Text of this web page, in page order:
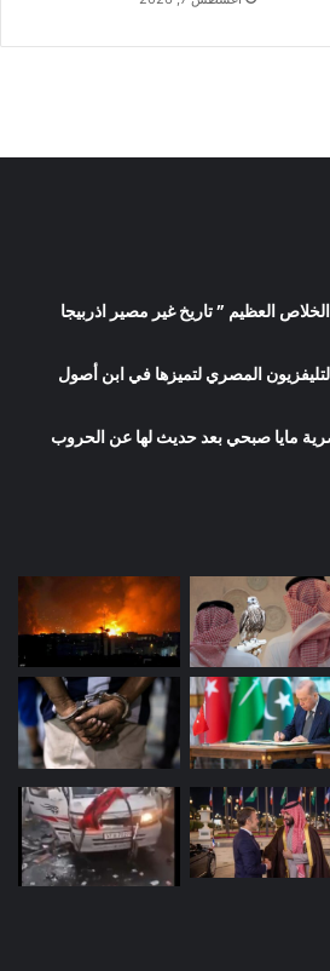
العظيم ” تاريخ غير مصير اذربيجا
المصري لتميزها في ابن أصول
مايا صبحي بعد حديث لها عن الحروب